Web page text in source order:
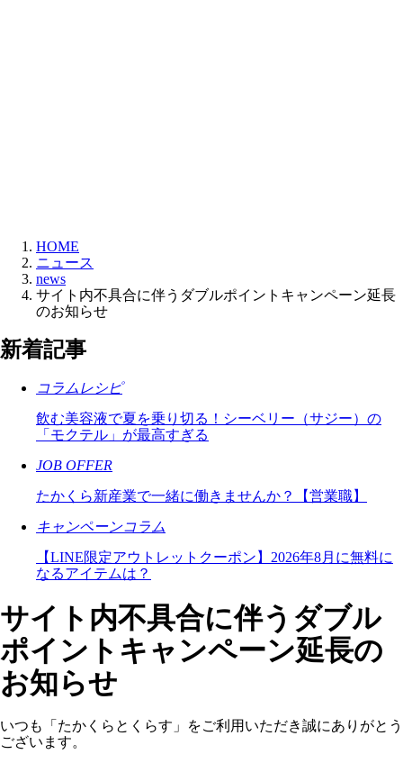
HOME
ニュース
news
サイト内不具合に伴うダブルポイントキャンペーン延長
のお知らせ
新着記事
コラムレシピ
飲む美容液で夏を乗り切る！シーベリー（サジー）の
「モクテル」が最高すぎる
JOB OFFER
たかくら新産業で一緒に働きませんか？【営業職】
キャンペーンコラム
【LINE限定アウトレットクーポン】2026年8月に無料に
なるアイテムは？
サイト内不具合に伴うダブル
ポイントキャンペーン延長の
お知らせ
いつも「たかくらとくらす」をご利用いただき誠にありがとう
ございます。